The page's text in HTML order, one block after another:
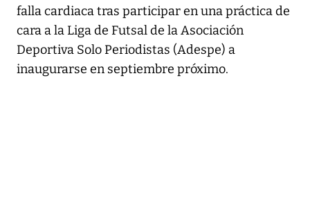
falla cardiaca tras participar en una práctica de
cara a la Liga de Futsal de la Asociación
Deportiva Solo Periodistas (Adespe) a
inaugurarse en septiembre próximo.